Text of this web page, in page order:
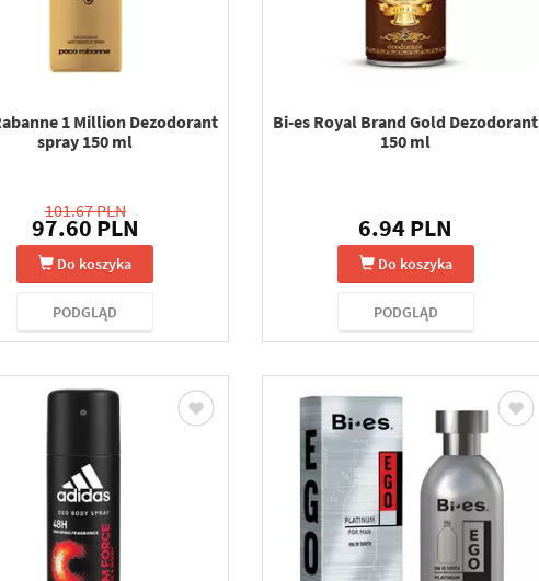
1 Million Dezodorant
spray 150 ml
101.67 PLN
97.60 PLN
Do koszyka
PODGLĄD
Bi-es Royal Brand Gold Dezodorant
150 ml
6.94 PLN
Do koszyka
PODGLĄD